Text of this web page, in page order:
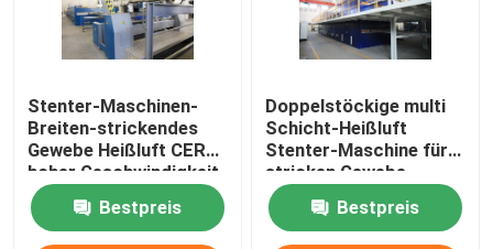
Stenter-Maschinen-
Breiten-strickendes
Gewebe Heißluft CER
hoher Geschwindigkeit,
das 2400mm beendet
Bestpreis
Doppelstöckige multi
Schicht-Heißluft
Stenter-Maschine für
stricken Gewebe
Bestpreis